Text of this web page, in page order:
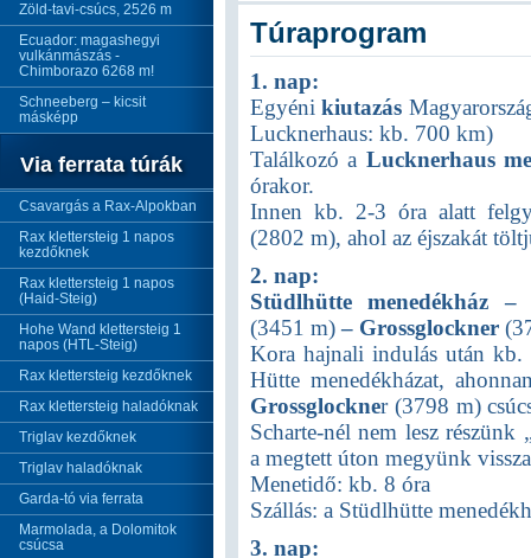
Zöld-tavi-csúcs, 2526 m
Ecuador: magashegyi
vulkánmászás -
Chimborazo 6268 m!
Schneeberg – kicsit
másképp
Via ferrata túrák
Csavargás a Rax-Alpokban
Rax klettersteig 1 napos
kezdőknek
Rax klettersteig 1 napos
(Haid-Steig)
Hohe Wand klettersteig 1
napos (HTL-Steig)
Rax klettersteig kezdőknek
Rax klettersteig haladóknak
Triglav kezdőknek
Triglav haladóknak
Garda-tó via ferrata
Marmolada, a Dolomitok
csúcsa
Túraprogram
1. nap:
Egyénikiutazás
Lucknerhaus: kb. 700 km)
Találkozó a Lucknerhaus
órakor.
Innen kb. 2-3 óra alatt
(2802 m), ahol az éjszakát
2. nap:
Stüdlhütte menedékház –
(3451 m)– Grossglockner
Kora hajnali indulás után kb.
Hütte menedékházat,
Grossglockner (3798 m)
Scharte-nél nem lesz részünk
a megtett úton megyünk
Menetidő: kb. 8 óra
Szállás: a Stüdlhütte
3. nap: